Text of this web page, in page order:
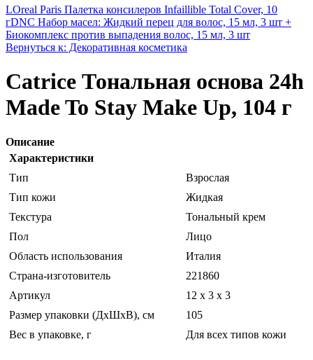
LOreal Paris Палетка консилеров Infaillible Total Cover, 10
гDNC Набор масел: Жидкий перец для волос, 15 мл, 3 шт +
Биокомплекс против выпадения волос, 15 мл, 3 шт
Вернуться к: Декоративная косметика
Catrice Тональная основа 24h
Made To Stay Make Up, 104 г
Описание
Характеристики
Тип
Взрослая
Тип кожи
Жидкая
Текстура
Тональный крем
Пол
Лицо
Область использования
Италия
Страна-изготовитель
221860
Артикул
12 x 3 x 3
Размер упаковки (ДхШхВ), см
105
Вес в упаковке, г
Для всех типов кожи